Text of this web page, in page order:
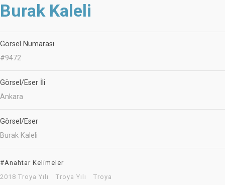
Burak Kaleli
Görsel Numarası
#9472
Görsel/Eser İli
Ankara
Görsel/Eser
Burak Kaleli
#Anahtar Kelimeler
2018 Troya Yılı
Troya Yılı
Troya